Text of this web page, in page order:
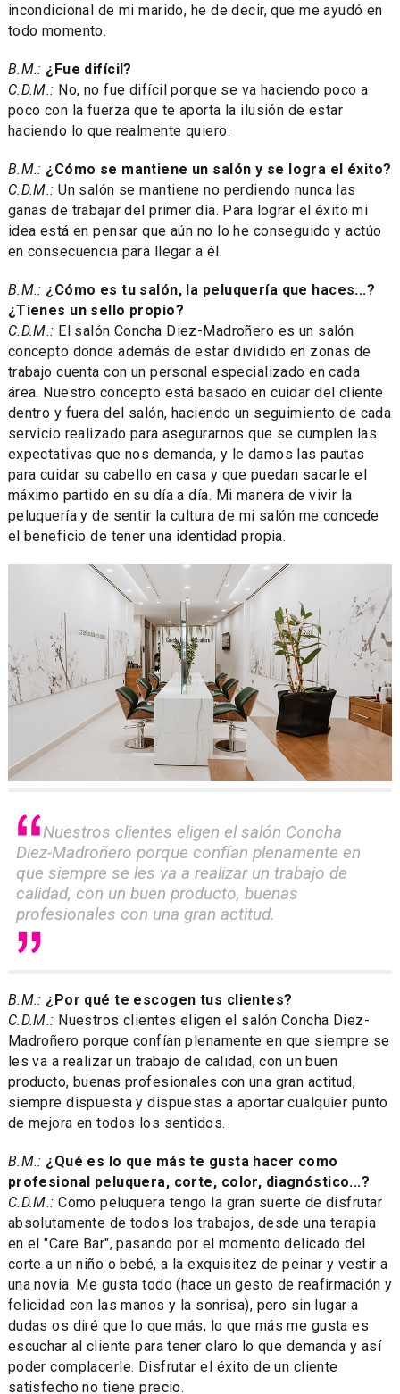
incondicional de mi marido, he de decir, que me ayudó en
todo momento.
B.M.: ¿Fue difícil?
C.D.M.: No, no fue difícil porque se va haciendo poco a
poco con la fuerza que te aporta la ilusión de estar
haciendo lo que realmente quiero.
B.M.: ¿Cómo se mantiene un salón y se logra el éxito?
C.D.M.: Un salón se mantiene no perdiendo nunca las
ganas de trabajar del primer día. Para lograr el éxito mi
idea está en pensar que aún no lo he conseguido y actúo
en consecuencia para llegar a él.
B.M.: ¿Cómo es tu salón, la peluquería que haces...?
¿Tienes un sello propio?
C.D.M.: El salón Concha Diez-Madroñero es un salón
concepto donde además de estar dividido en zonas de
trabajo cuenta con un personal especializado en cada
área. Nuestro concepto está basado en cuidar del cliente
dentro y fuera del salón, haciendo un seguimiento de cada
servicio realizado para asegurarnos que se cumplen las
expectativas que nos demanda, y le damos las pautas
para cuidar su cabello en casa y que puedan sacarle el
máximo partido en su día a día. Mi manera de vivir la
peluquería y de sentir la cultura de mi salón me concede
el beneficio de tener una identidad propia.
Nuestros clientes eligen el salón Concha
Diez-Madroñero porque confían plenamente en
que siempre se les va a realizar un trabajo de
calidad, con un buen producto, buenas
profesionales con una gran actitud.
B.M.: ¿Por qué te escogen tus clientes?
C.D.M.: Nuestros clientes eligen el salón Concha Diez-
Madroñero porque confían plenamente en que siempre se
les va a realizar un trabajo de calidad, con un buen
producto, buenas profesionales con una gran actitud,
siempre dispuesta y dispuestas a aportar cualquier punto
de mejora en todos los sentidos.
B.M.: ¿Qué es lo que más te gusta hacer como
profesional peluquera, corte, color, diagnóstico...?
C.D.M.: Como peluquera tengo la gran suerte de disfrutar
absolutamente de todos los trabajos, desde una terapia
en el "Care Bar", pasando por el momento delicado del
corte a un niño o bebé, a la exquisitez de peinar y vestir a
una novia. Me gusta todo (hace un gesto de reafirmación y
felicidad con las manos y la sonrisa), pero sin lugar a
dudas os diré que lo que más, lo que más me gusta es
escuchar al cliente para tener claro lo que demanda y así
poder complacerle. Disfrutar el éxito de un cliente
satisfecho no tiene precio.